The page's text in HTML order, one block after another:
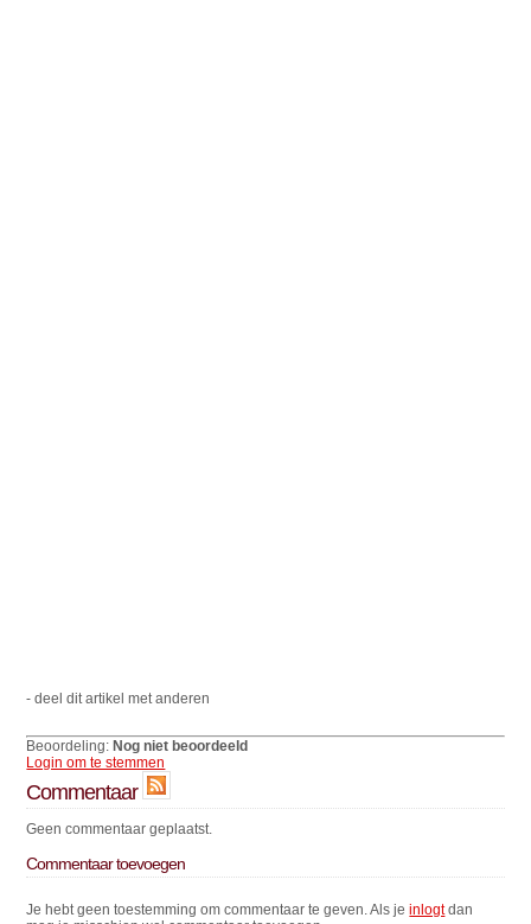
- deel dit artikel met anderen
Beoordeling:Nog niet beoordeeld
Login om te stemmen
Commentaar
Geen commentaar geplaatst.
Commentaar toevoegen
Je hebt geen toestemming om commentaar te geven. Als jeinlogtdan